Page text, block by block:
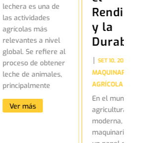
lechera es una de
las actividades
agrícolas más
relevantes a nivel
global. Se refiere al
proceso de obtener
leche de animales,
principalmente
Ver más
y la
| SET 10, 2024
MAQUINARIA
AGRÍCOLA
En el mundo de
agricultura
moderna, las
maquinarias